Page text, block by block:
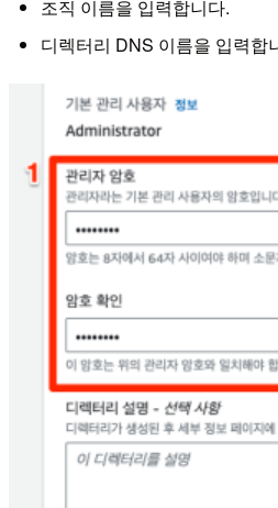
조직 이름을 입력합니다.
디렉터리 DNS 이름을 입력합